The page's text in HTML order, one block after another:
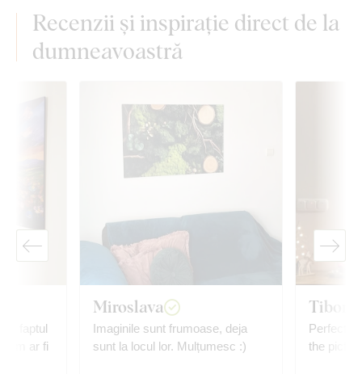
Recenzii și inspirație direct de la
dumneavoastră
și faptul
ar fi
Miroslava
Imaginile sunt frumoase, deja
sunt la locul lor. Mulțumesc :)
Perfect,
the